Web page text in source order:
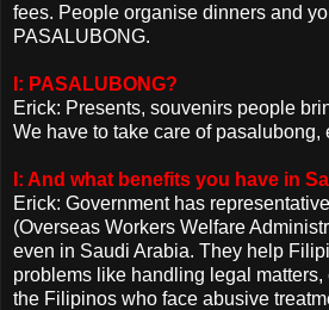
fees. People organise dinners and
PASALUBONG.
I: PASALUBONG?
Erick: Presents, souvenirs people
We have to take care of pasalubong,
I: And what benefits you have in
Erick: Government has
(Overseas Workers Welfare
even in Saudi Arabia. They help
problems like handling legal
the Filipinos who face abusive